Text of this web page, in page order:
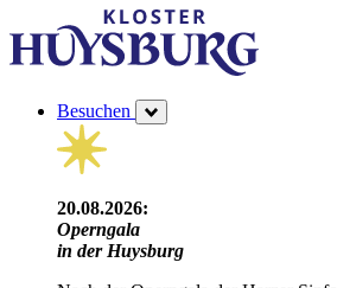
Besuchen
20.08.2026:
Operngala
in der Huysburg